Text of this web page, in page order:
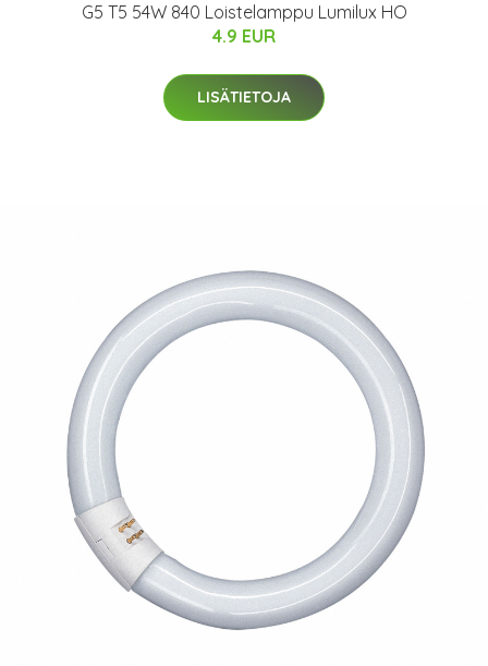
G5 T5 54W 840 Loistelamppu Lumilux HO
4.9 EUR
LISÄTIETOJA